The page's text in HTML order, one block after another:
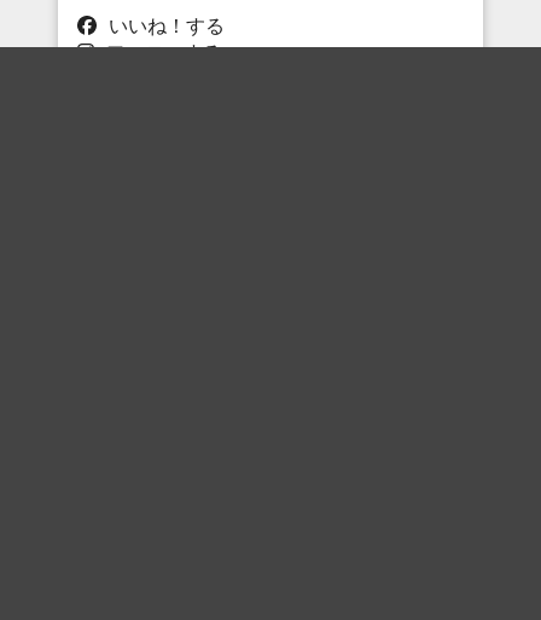
いいね！する
フォローする